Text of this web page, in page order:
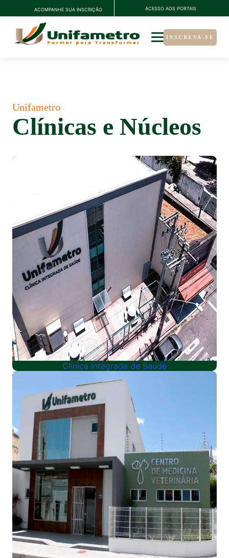
ACOMPANHE SUA INSCRIÇÃO ACESSO AOS PORTAIS
INSCREVA-SE
Unifametro
Clínicas e Núcleos
Clínica Integrada de Saúde